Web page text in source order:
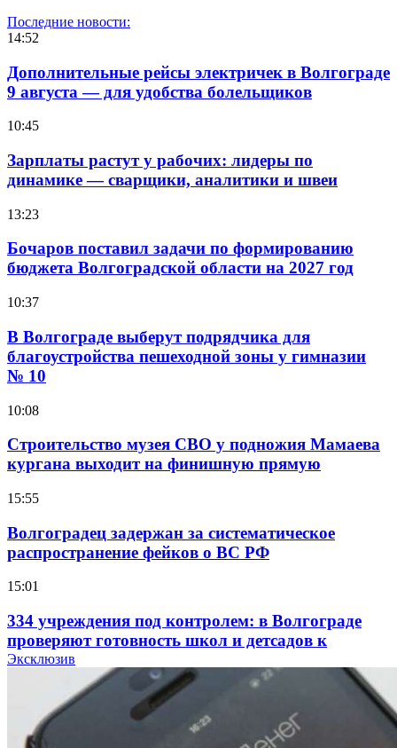
Последние новости:
14:52
Дополнительные рейсы электричек в Волгограде
9 августа — для удобства болельщиков
10:45
Зарплаты растут у рабочих: лидеры по
динамике — сварщики, аналитики и швеи
13:23
Бочаров поставил задачи по формированию
бюджета Волгоградской области на 2027 год
10:37
В Волгограде выберут подрядчика для
благоустройства пешеходной зоны у гимназии
№ 10
10:08
Строительство музея СВО у подножия Мамаева
кургана выходит на финишную прямую
15:55
Волгоградец задержан за систематическое
распространение фейков о ВС РФ
15:01
334 учреждения под контролем: в Волгограде
проверяют готовность школ и детсадов к
учебному году
Покушение на убийство в Волгограде: девушка
Эксклюзив